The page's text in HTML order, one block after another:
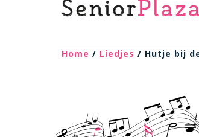
Home / Liedjes / Hutje bij